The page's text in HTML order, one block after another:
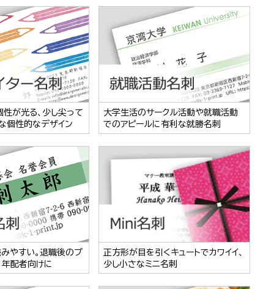
性が光る、少し尖って
個性的なデザイン
大学生活のサークル活動や就職活動
でのアピールに有利な就勝名刺
やすい。退職後のプ
年配者向けに
正方形が目を引くキュートでカワイイ、
少し小さなミニ名刺